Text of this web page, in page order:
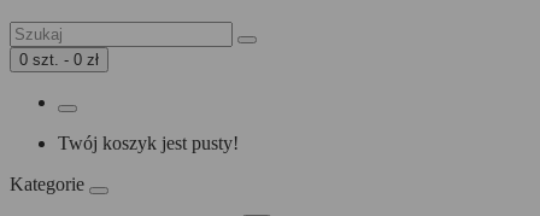
0 szt. - 0 zł
Twój koszyk jest pusty!
Kategorie